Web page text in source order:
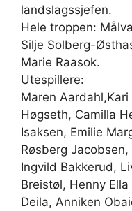
landslagssjefen.
Hele troppen:
Silje Solberg-
Marie Raasok.
Utespillere:
Maren
Høgseth, Camilla
Isaksen, Emilie
Røsberg
Ingvild Bakkerud,
Breistøl, Henny
Deila, Anniken